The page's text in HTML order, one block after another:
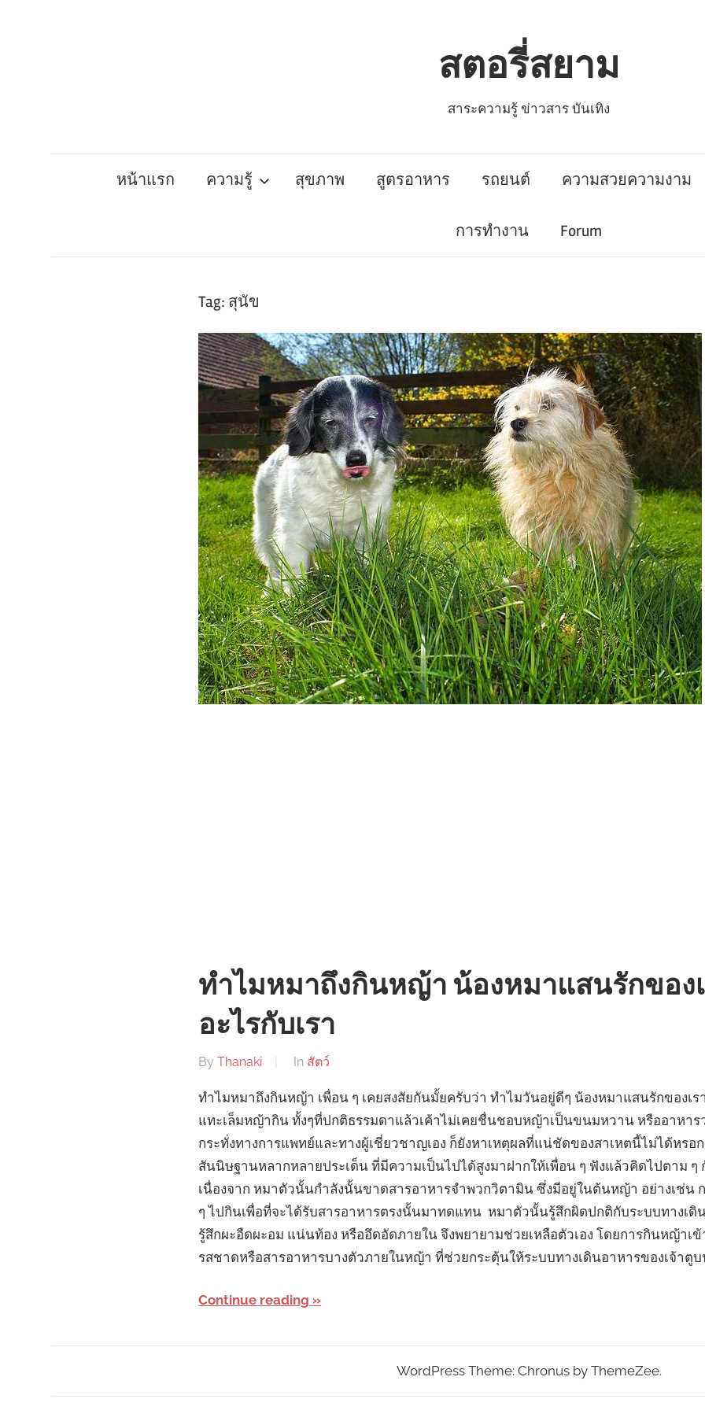
สตอรี่สยาม
สาระความรู้ ข่าวสาร บันเทิง
หน้าแรก ความรู้ สุขภาพ สูตรอาหาร รถยนต์ ความสวยความงาม
การทำงาน Forum
Tag: สุนัข
ทำไมหมาถึงกินหญ้า น้องหมาแสนรักของ
อะไรกับเรา
By Thanaki In สัตว์
ทำไมหมาถึงกินหญ้า เพื่อน ๆ เคยสงสัยกันมั้ยครับว่า ทำไมวันอยู่ดีๆ น้องหมาแสนรักของเ
แทะเล็มหญ้ากิน ทั้งๆที่ปกติธรรมดาแล้วเค้าไม่เคยชื่นชอบหญ้าเป็นขนมหวาน หรืออาหาร
กระทั่งทางการแพทย์และทางผู้เชี่ยวชาญเอง ก็ยังหาเหตุผลที่แน่ชัดของสาเหตนี้ไม่ได้หรอก
สันนิษฐานหลากหลายประเด็น ที่มีความเป็นไปได้สูงมาฝากให้เพื่อน ๆ ฟังแล้วคิดไปตาม ๆ
เนื่องจาก หมาตัวนั้นกำลังนั้นขาดสารอาหารจำพวกวิตามิน ซึ่งมีอยู่ในต้นหญ้า อย่างเช่น
ๆ ไปกินเพื่อที่จะได้รับสารอาหารตรงนั้นมาทดแทน หมาตัวนั้นรู้สึกผิดปกติกับระบบทางเดิ
รู้สึกผะอืดผะอม แน่นท้อง หรืออึดอัดภายใน จึงพยายามช่วยเหลือตัวเอง โดยการกินหญ้าเ
รสชาดหรือสารอาหารบางตัวภายในหญ้า ที่ช่วยกระตุ้นให้ระบบทางเดินอาหารของเจ้าตูบ
Continue reading
WordPress Theme: Chronus by ThemeZee.